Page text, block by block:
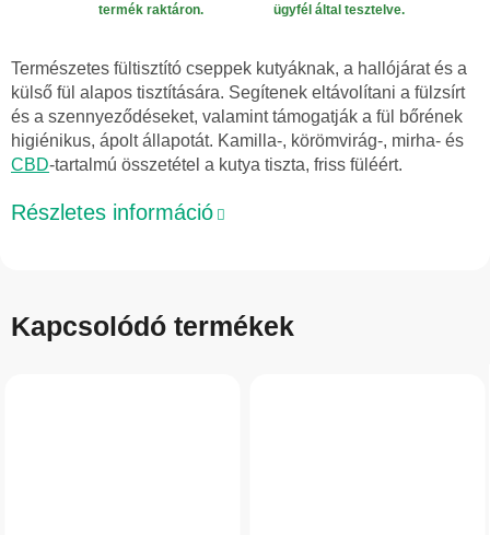
termék raktáron.
ügyfél által tesztelve.
Természetes fültisztító cseppek kutyáknak, a hallójárat és a
külső fül alapos tisztítására. Segítenek eltávolítani a fülzsírt
és a szennyeződéseket, valamint támogatják a fül bőrének
higiénikus, ápolt állapotát. Kamilla-, körömvirág-, mirha- és
CBD-tartalmú összetétel a kutya tiszta, friss füléért.
Részletes információ
Kapcsolódó termékek